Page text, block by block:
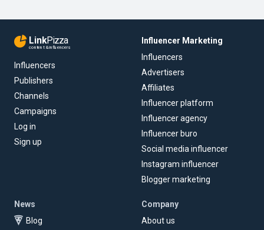
LinkPizza
content & influencers
Influencers
Publishers
Channels
Campaigns
Log in
Sign up
Influencer Marketing
Influencers
Advertisers
Affiliates
Influencer platform
Influencer agency
Influencer buro
Social media influencer
Instagram influencer
Blogger marketing
News
Blog
Company
About us